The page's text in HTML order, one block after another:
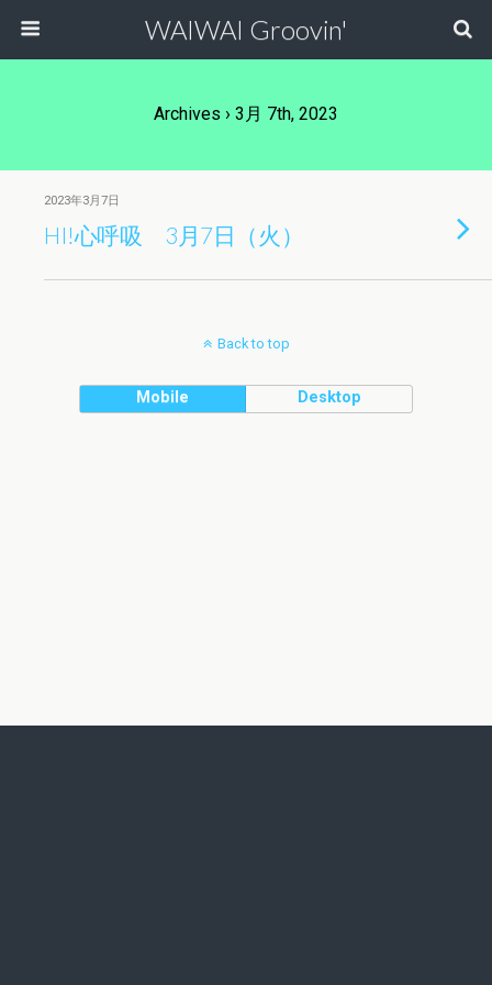
WAIWAI Groovin'
Archives › 3月 7th, 2023
2023年3月7日
HI!心呼吸 3月7日（火）
Back to top
Mobile Desktop